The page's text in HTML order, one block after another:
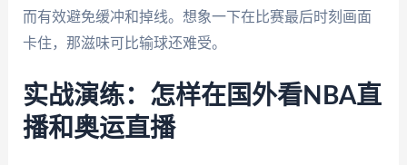
而有效避免缓冲和掉线。想象一下在比赛最后时刻画面
卡住，那滋味可比输球还难受。
实战演练：怎样在国外看NBA直
播和奥运直播